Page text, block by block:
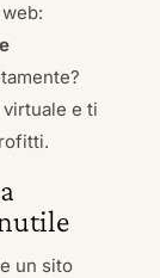
e ti
un sito